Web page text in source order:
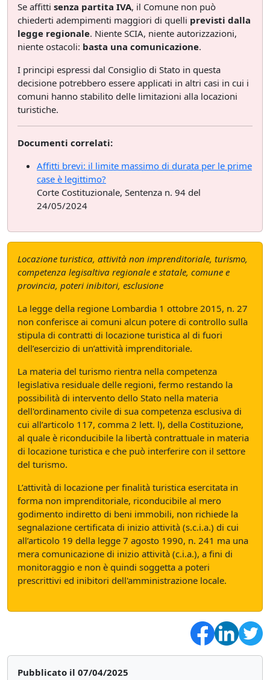
Se affitti senza partita IVA, il Comune non può
chiederti adempimenti maggiori di quelli previsti dalla
legge regionale. Niente SCIA, niente autorizzazioni,
niente ostacoli: basta una comunicazione.
I principi espressi dal Consiglio di Stato in questa
decisione potrebbero essere applicati in altri casi in cui i
comuni hanno stabilito delle limitazioni alla locazioni
turistiche.
Documenti correlati:
Affitti brevi: il limite massimo di durata per le prime
case è legittimo?
Corte Costituzionale, Sentenza n. 94 del
24/05/2024
Locazione turistica, attività non imprenditoriale, turismo,
competenza legisaltiva regionale e statale, comune e
provincia, poteri inibitori, esclusione
La legge della regione Lombardia 1 ottobre 2015, n. 27
non conferisce ai comuni alcun potere di controllo sulla
stipula di contratti di locazione turistica al di fuori
dell’esercizio di un’attività imprenditoriale.
La materia del turismo rientra nella competenza
legislativa residuale delle regioni, fermo restando la
possibilità di intervento dello Stato nella materia
dell'ordinamento civile di sua competenza esclusiva di
cui all’articolo 117, comma 2 lett. l), della Costituzione,
al quale è riconducibile la libertà contrattuale in materia
di locazione turistica e che può interferire con il settore
del turismo.
L’attività di locazione per finalità turistica esercitata in
forma non imprenditoriale, riconducibile al mero
godimento indiretto di beni immobili, non richiede la
segnalazione certificata di inizio attività (s.c.i.a.) di cui
all’articolo 19 della legge 7 agosto 1990, n. 241 ma una
mera comunicazione di inizio attività (c.i.a.), a fini di
monitoraggio e non è quindi soggetta a poteri
prescrittivi ed inibitori dell'amministrazione locale.
Pubblicato il 07/04/2025